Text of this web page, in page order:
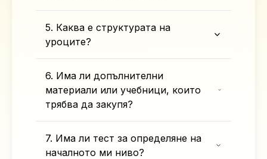
5. Каква е структурата на
уроците?
6. Има ли допълнителни
материали или учебници, които
трябва да закупя?
7. Има ли тест за определяне на
началното ми ниво?